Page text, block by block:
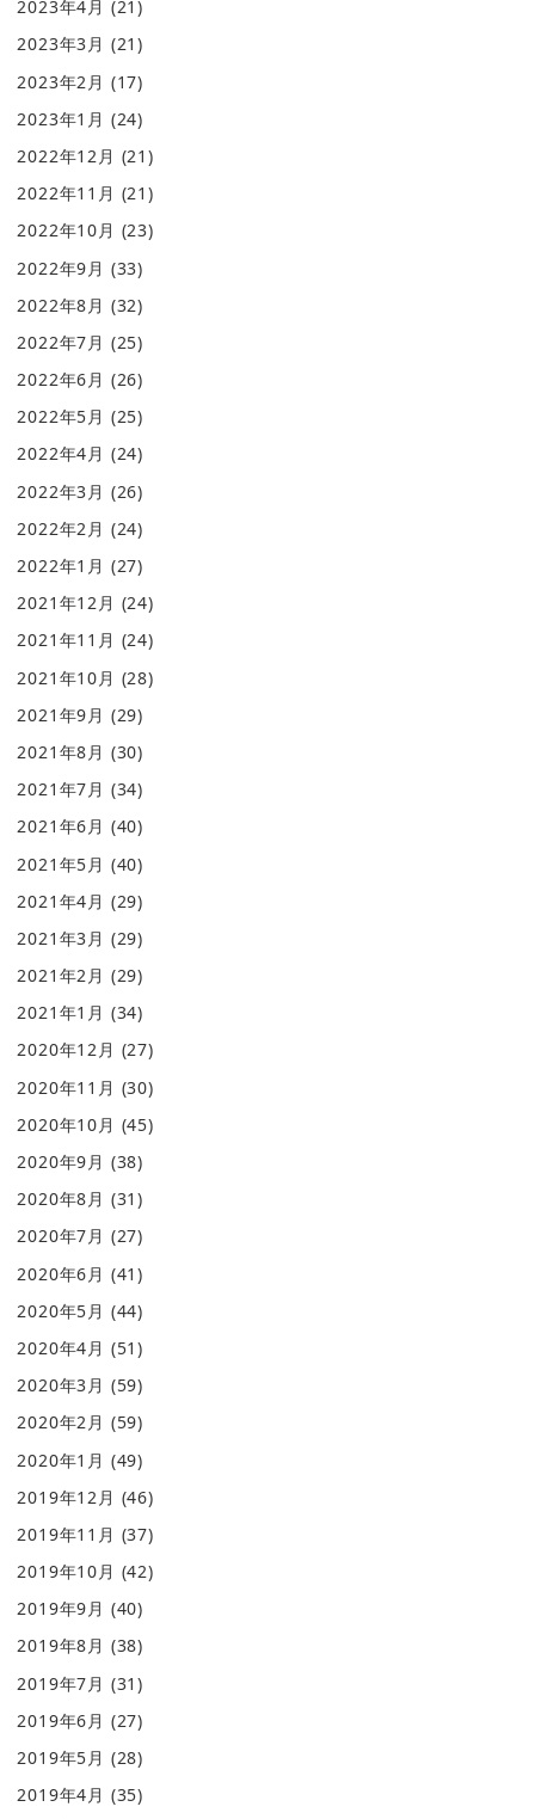
2023年4月 (21)
2023年3月 (21)
2023年2月 (17)
2023年1月 (24)
2022年12月 (21)
2022年11月 (21)
2022年10月 (23)
2022年9月 (33)
2022年8月 (32)
2022年7月 (25)
2022年6月 (26)
2022年5月 (25)
2022年4月 (24)
2022年3月 (26)
2022年2月 (24)
2022年1月 (27)
2021年12月 (24)
2021年11月 (24)
2021年10月 (28)
2021年9月 (29)
2021年8月 (30)
2021年7月 (34)
2021年6月 (40)
2021年5月 (40)
2021年4月 (29)
2021年3月 (29)
2021年2月 (29)
2021年1月 (34)
2020年12月 (27)
2020年11月 (30)
2020年10月 (45)
2020年9月 (38)
2020年8月 (31)
2020年7月 (27)
2020年6月 (41)
2020年5月 (44)
2020年4月 (51)
2020年3月 (59)
2020年2月 (59)
2020年1月 (49)
2019年12月 (46)
2019年11月 (37)
2019年10月 (42)
2019年9月 (40)
2019年8月 (38)
2019年7月 (31)
2019年6月 (27)
2019年5月 (28)
2019年4月 (35)